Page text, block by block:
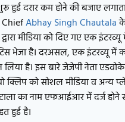
हुई दरार कम होने की बजाए
ChiefAbhay Singh Chautala
मीडिया को दिए गए एक इंटरव्यू
भेजा है। दरअसल, एक इंटरव्यू में
है। इस बारे जेजेपी नेता
को सोशल मीडिया व अन्य
का नाम एफआईआर में दर्ज होने
हुई है।